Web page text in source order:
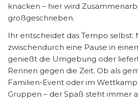
knacken – hier wird
großgeschrieben.
Ihr entscheidet das Tempo selbst:
zwischendurch eine Pause in
genießt die Umgebung oder
Rennen gegen die Zeit. Ob als
Familien-Event oder im
Gruppen – der Spaß steht immer